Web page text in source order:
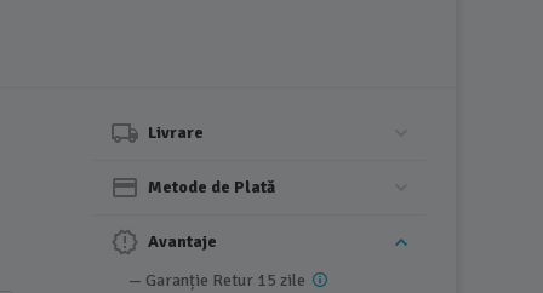
Livrare
Metode de Plată
Avantaje
— Garanție Retur 15 zile